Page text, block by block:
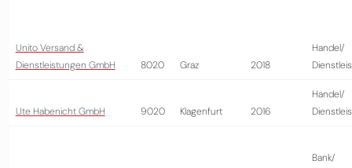
Unito Versand &
Dienstleistungen GmbH
8020 Graz 2018
Handel/
Ute Habenicht GmbH 9020 Klagenfurt 2016
Handel/
Bank/